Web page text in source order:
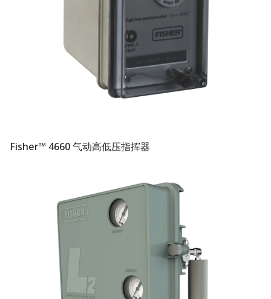
Fisher™ 4660 气动高低压指挥器